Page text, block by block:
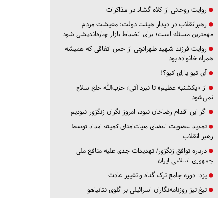
روایت روحانی از کلاه گشاد در مذاکرات
رهبرانقلاب در دیدار هیئت دولت: معیشت مردم
مهمترین مسئله است؛ برای انضباط بازار چاره‌اندیشی شود
روایت فرزند شهید طهرانچی از حس اتفاقی که همیشه
همراه خانواده بود
آي كيو يا اِي كيو؟!
از «یکشنبه عظیم» تا نبرد آتی؛ حزب‌الله خلع سلاح
نمی‌شود
اگر این اقدام رضاخان نبود، امروز نگران زنگزور نبودیم
تمدید عضویت اعضای هیات‌امنای کمیته امداد توسط
رهبر انقلاب
درباره توافق زنگزور/ تهدیدات جدی علیه منافع ملی
جمهوری اسلامی ایران
یزد: دوره جامع ترک گناه و تغییر عادت
تیغ تیز روزنامه‌نگاران اسرائیلی بر گلوی نتانیاهو